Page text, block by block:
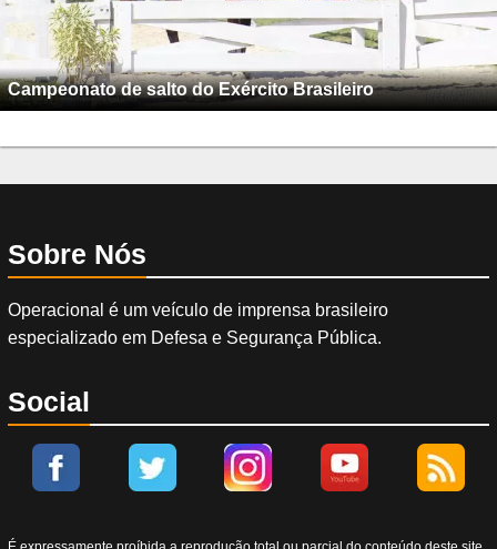
Campeonato de salto do Exército Brasileiro
Sobre Nós
Operacional é um veículo de imprensa brasileiro
especializado em Defesa e Segurança Pública.
Social